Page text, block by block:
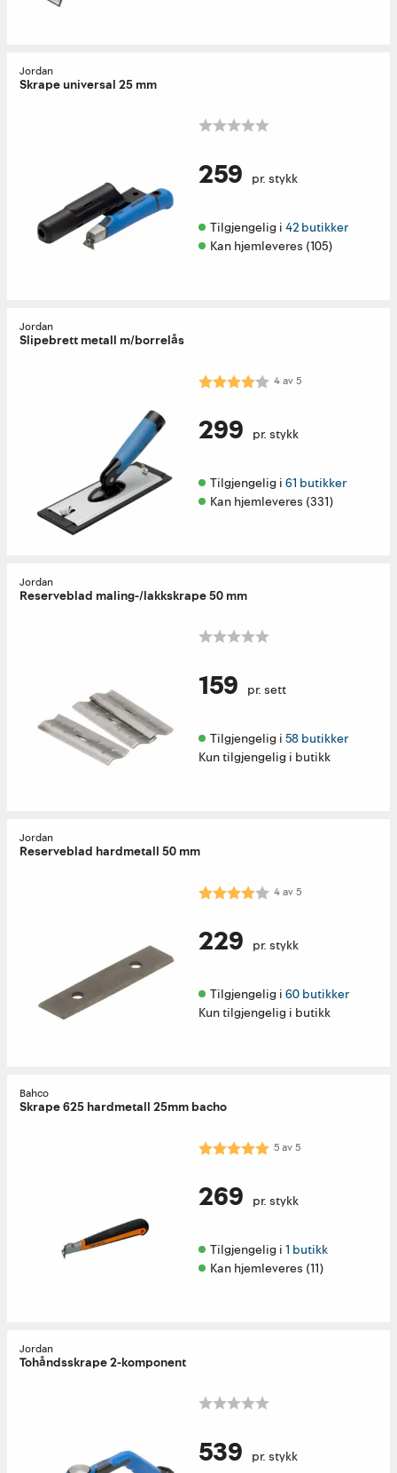
Jordan
Skrape universal 25 mm
259 pr. stykk
Tilgjengelig i 42 butikker
Kan hjemleveres (105)
Jordan
Slipebrett metall m/borrelås
Karakter: 4.0 av 5 mulige
4av5
299 pr. stykk
Tilgjengelig i 61 butikker
Kan hjemleveres (331)
Jordan
Reserveblad maling-/lakkskrape 50 mm
159 pr. sett
Tilgjengelig i 58 butikker
Kun tilgjengelig i butikk
Jordan
Reserveblad hardmetall 50 mm
Karakter: 4.0 av 5 mulige
4av5
229 pr. stykk
Tilgjengelig i 60 butikker
Kun tilgjengelig i butikk
Bahco
Skrape 625 hardmetall 25mm bacho
Karakter: 5.0 av 5 mulige
5av5
269 pr. stykk
Tilgjengelig i 1 butikk
Kan hjemleveres (11)
Jordan
Tohåndsskrape 2-komponent
539 pr. stykk